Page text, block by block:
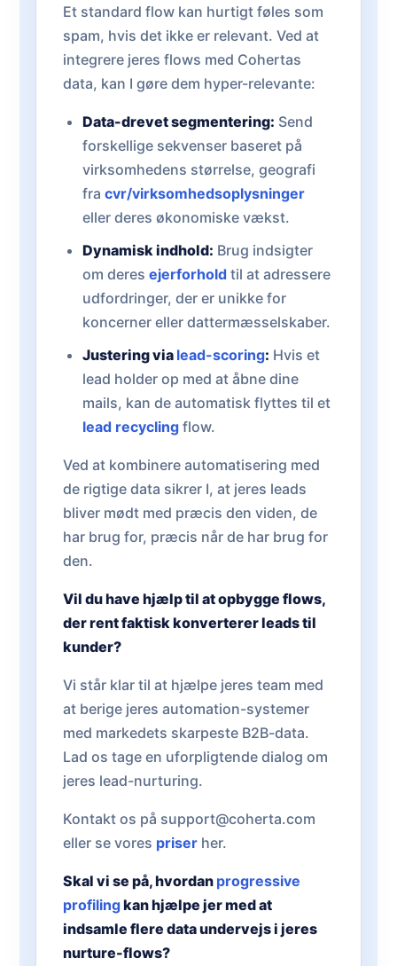
Et standard flow kan hurtigt føles som
spam, hvis det ikke er relevant. Ved at
integrere jeres flows med Cohertas
data, kan I gøre dem hyper-relevante:
Data-drevet segmentering: Send
forskellige sekvenser baseret på
virksomhedens størrelse, geografi
fra cvr/virksomhedsoplysninger
eller deres økonomiske vækst.
Dynamisk indhold: Brug indsigter
om deres ejerforholdtil at adressere
udfordringer, der er unikke for
koncerner eller dattermæsselskaber.
Justering via lead-scoring: Hvis et
lead holder op med at åbne dine
mails, kan de automatisk flyttes til et
lead recyclingflow.
Ved at kombinere automatisering med
de rigtige data sikrer I, at jeres leads
bliver mødt med præcis den viden, de
har brug for, præcis når de har brug for
den.
Vil du have hjælp til at opbygge flows,
der rent faktisk konverterer leads til
kunder?
Vi står klar til at hjælpe jeres team med
at berige jeres automation-systemer
med markedets skarpeste B2B-data.
Lad os tage en uforpligtende dialog om
jeres lead-nurturing.
Kontakt os på support@coherta.com
eller se vores priser her.
Skal vi se på, hvordan progressive
profilingkan hjælpe jer med at
indsamle flere data undervejs i jeres
nurture-flows?